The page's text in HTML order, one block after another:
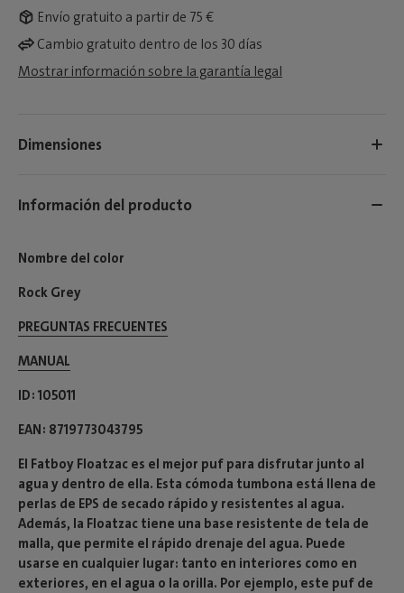
Envío gratuito a partir de 75 €
Cambio gratuito dentro de los 30 días
Mostrar información sobre la garantía legal
Dimensiones
Información del producto
Nombre del color
Rock Grey
PREGUNTAS FRECUENTES
MANUAL
ID 105011
EAN 8719773043795
El Fatboy Floatzac es el mejor puf para disfrutar junto al
agua y dentro de ella. Esta cómoda tumbona está llena de
perlas de EPS de secado rápido y resistentes al agua.
Además, la Floatzac tiene una base resistente de tela de
malla, que permite el rápido drenaje del agua. Puede
usarse en cualquier lugar: tanto en interiores como en
exteriores, en el agua o la orilla. Por ejemplo, este puf de